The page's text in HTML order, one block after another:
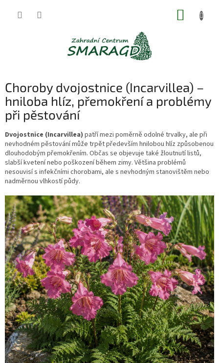
Choroby dvojostnice (Incarvillea) –
hniloba hlíz, přemokření a problémy
při pěstování
Dvojostnice (Incarvillea) patří mezi poměrně odolné trvalky, ale při
nevhodném pěstování může trpět především hnilobou hlíz způsobenou
dlouhodobým přemokřením. Občas se objevuje také žloutnutí listů,
slabší kvetení nebo poškození během zimy. Většina problémů
nesouvisí s infekčními chorobami, ale s nevhodným stanovištěm nebo
nadměrnou vlhkostí půdy.